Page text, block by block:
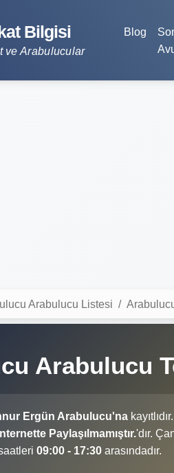
Bilgisi
ve Arabulucular
Blog
Arabulucu Listesi
Arabulucu
Ergün Arabulucu'na
Paylaşılmamıştır.'dır.
09:00 - 17:30 arasındadır.